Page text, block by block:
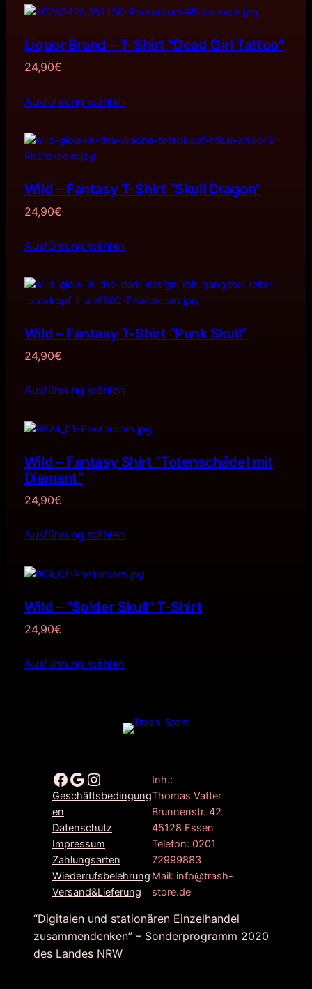
Liquor Brand – T-Shirt “Dead Girl Tattoo”
24,90€
Ausführung wählen
Wild – Fantasy T-Shirt “Skull Dragon”
24,90€
Ausführung wählen
Wild – Fantasy T-Shirt “Punk Skull”
24,90€
Ausführung wählen
Wild – Fantasy Shirt “Totenschädel mit
Diamant”
24,90€
Ausführung wählen
Wild – “Spider Skull” T-Shirt
24,90€
Ausführung wählen
Facebook Google Instagram
Geschäftsbedingung
en
Datenschutz
Impressum
Zahlungsarten
Wiederrufsbelehrung
Versand&Lieferung
Inh.:
Thomas Vatter
Brunnenstr. 42
45128 Essen
Telefon: 0201
72999883
Mail: info@trash-
store.de
“Digitalen und stationären Einzelhandel
zusammendenken” – Sonderprogramm 2020
des Landes NRW